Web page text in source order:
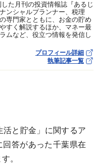
た月刊の投資情報誌『あるじ
ンシャルプランナー、税理
専門家とともに、お金の貯め
すく解説するほか、マネー最
ムなど、役立つ情報を発信し
プロフィール詳細
執筆記事一覧
と貯金」に関するア
答があった千葉県在
。